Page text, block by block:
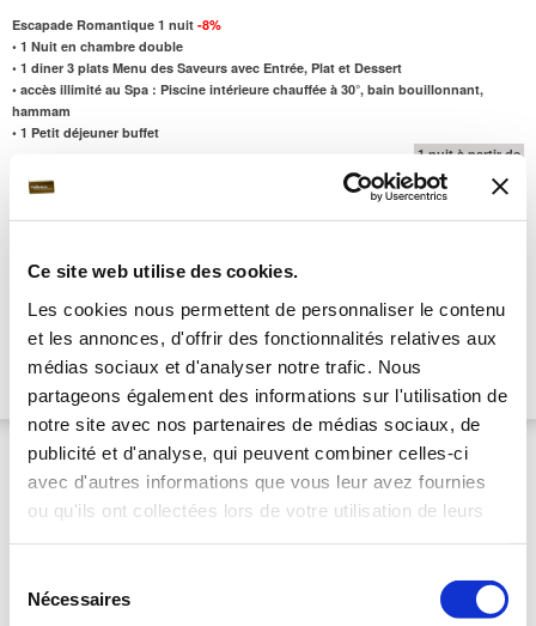
Ce site web utilise des cookies.
Les cookies nous permettent de personnaliser le contenu
et les annonces, d'offrir des fonctionnalités relatives aux
médias sociaux et d'analyser notre trafic. Nous
partageons également des informations sur l'utilisation de
notre site avec nos partenaires de médias sociaux, de
publicité et d'analyse, qui peuvent combiner celles-ci
avec d'autres informations que vous leur avez fournies
ou qu'ils ont collectées lors de votre utilisation de leurs
Nécessaires
Escapade Romantique 1 nuit -8%
• 1 Nuit en chambre double
• 1 diner 3 plats Menu des Saveurs avec Entrée, Plat et Dessert
• accès illimité au Spa : Piscine intérieure chauffée à 30°, bain bouillonnant,
hammam
• 1 Petit déjeuner buffet
1 nuit à partir de
164 €/pers
Bonheur des Sens 1 nuit-9%
• 1 diner 3 plats Menu des Saveurs avec Entrée, Plat et Dessert
accès illimité au Spa : Piscine intérieure chauffée à 30°, bain bouillonnant,
1 Petit déjeuner buffet
1 nuit à partir de
249 €/pers
Note : 10/10
Hôtel la Jamagne & Spa***
Gérardmer | Grand Est